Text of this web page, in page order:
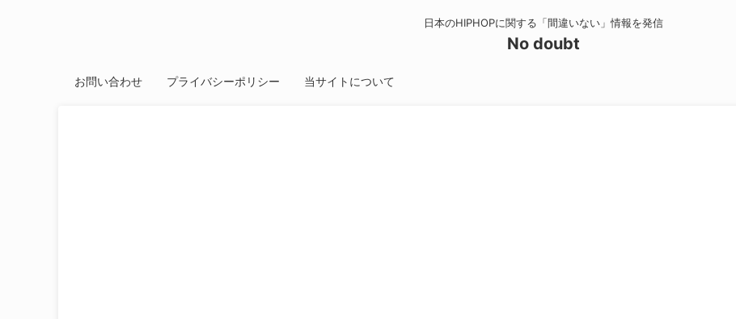
日本のHIPHOPに関する「間違いない」情報を発信
No doubt
お問い合わせ プライバシーポリシー 当サイトについて